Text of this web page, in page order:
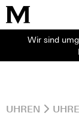
Wir sind
UHREN